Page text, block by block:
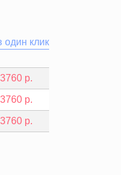
один клик
3760 р.
3760 р.
3760 р.